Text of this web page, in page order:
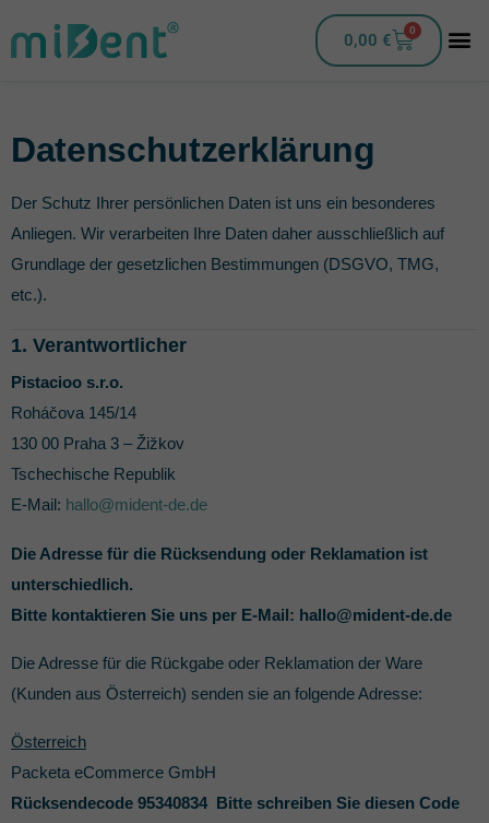
0,00 € 0
Datenschutzerklärung
Der Schutz Ihrer persönlichen Daten ist uns ein besonderes
Anliegen. Wir verarbeiten Ihre Daten daher ausschließlich auf
Grundlage der gesetzlichen Bestimmungen (DSGVO, TMG,
etc.).
1. Verantwortlicher
Pistacioo s.r.o.
Roháčova 145/14
130 00 Praha 3 – Žižkov
Tschechische Republik
E-Mail: hallo@mident-de.de
Die Adresse für die Rücksendung oder Reklamation ist
unterschiedlich.
Bitte kontaktieren Sie uns per E-Mail: hallo@mident-de.de
Die Adresse für die Rückgabe oder Reklamation der Ware
(Kunden aus Österreich) senden sie an folgende Adresse:
Österreich
Packeta eCommerce GmbH
Rücksendecode 95340834 Bitte schreiben Sie diesen Code